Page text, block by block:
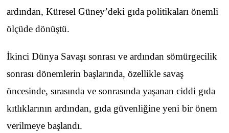
ardından, Küresel Güney’deki gıda politikaları önemli
ölçüde dönüştü.
İkinci Dünya Savaşı sonrası ve ardından sömürgecilik
sonrası dönemlerin başlarında, özellikle savaş
öncesinde, sırasında ve sonrasında yaşanan ciddi gıda
kıtlıklarının ardından, gıda güvenliğine yeni bir önem
verilmeye başlandı.